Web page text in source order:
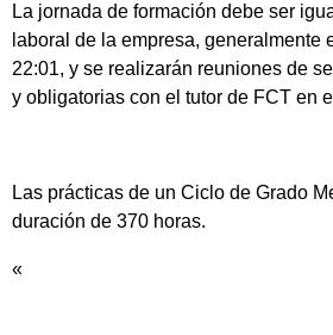
La jornada de formación debe ser
laboral de la empresa, generalmente
22:01, y se realizarán reuniones de
y obligatorias con el tutor de FCT en
Las prácticas de un Ciclo de Grado
duración de 370 horas.
«